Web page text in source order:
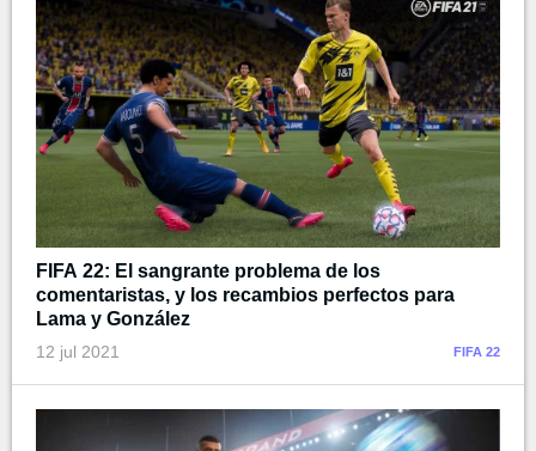
FIFA 22: El sangrante problema de los
comentaristas, y los recambios perfectos para
Lama y González
12 jul 2021 FIFA 22